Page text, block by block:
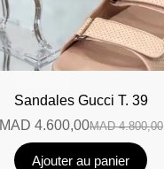
Sandales Gucci T. 39
MAD4.800,00
MAD 4.600,00
Ajouter au panier